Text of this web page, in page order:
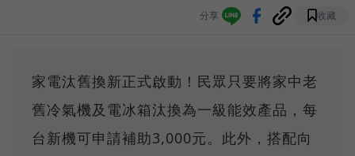
分享 收藏
家電汰舊換新正式啟動！民眾只要將家中老
舊冷氣機及電冰箱汰換為一級能效產品，每
台新機可申請補助3,000元。此外，搭配向